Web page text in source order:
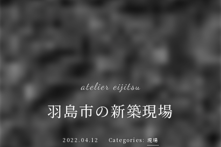
羽島市の新築現場
2022.04.12 現場